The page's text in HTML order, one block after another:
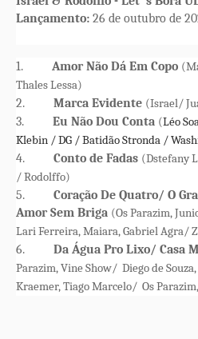
Lançamento: 26 de outubro de
1. Amor Não Dá Em Copo
Thales Lessa)
2. Marca Evidente (Israel/
3. Eu Não Dou Conta (Léo
Klebin / DG / Batidão Stronda /
4. Conto de Fadas (Dstefany
/ Rodolffo)
5.
Coração De Quatro/ O
Amor Sem Briga (Os Parazim,
Lari Ferreira, Maiara, Gabriel Agra/
6. Da Água Pro Lixo/ Casa
Parazim, Vine Show/ Diego de
Kraemer, Tiago Marcelo/ Os